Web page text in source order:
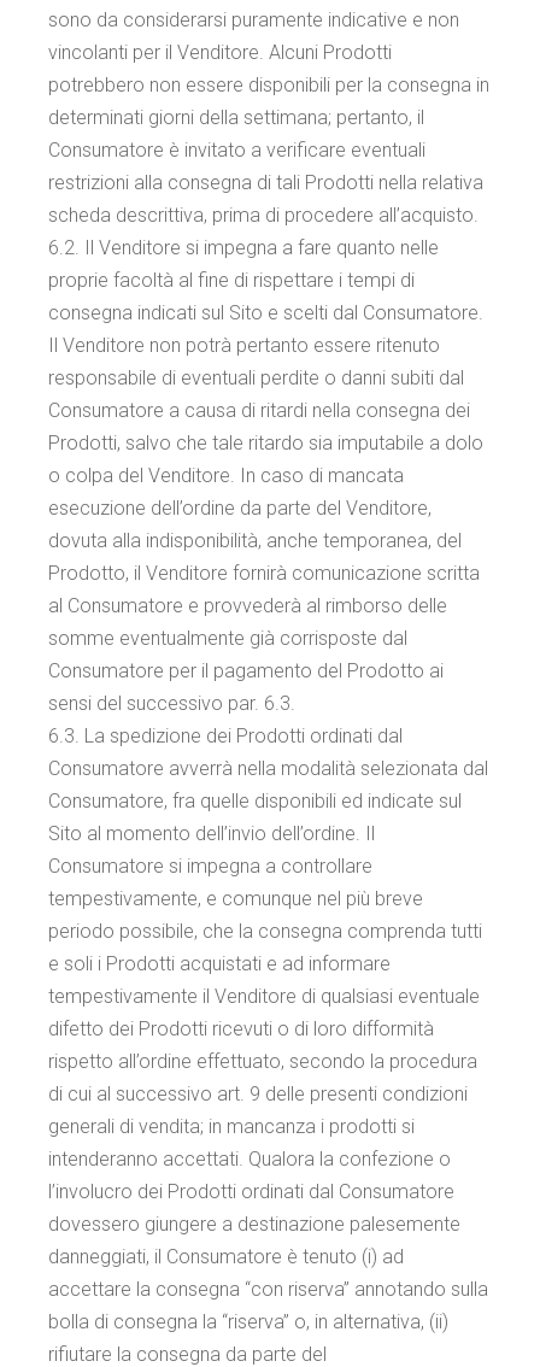
sono da considerarsi puramente indicative e non
vincolanti per il Venditore. Alcuni Prodotti
potrebbero non essere disponibili per la consegna in
determinati giorni della settimana; pertanto, il
Consumatore è invitato a verificare eventuali
restrizioni alla consegna di tali Prodotti nella relativa
scheda descrittiva, prima di procedere all’acquisto.
6.2. Il Venditore si impegna a fare quanto nelle
proprie facoltà al fine di rispettare i tempi di
consegna indicati sul Sito e scelti dal Consumatore.
Il Venditore non potrà pertanto essere ritenuto
responsabile di eventuali perdite o danni subiti dal
Consumatore a causa di ritardi nella consegna dei
Prodotti, salvo che tale ritardo sia imputabile a dolo
o colpa del Venditore. In caso di mancata
esecuzione dell’ordine da parte del Venditore,
dovuta alla indisponibilità, anche temporanea, del
Prodotto, il Venditore fornirà comunicazione scritta
al Consumatore e provvederà al rimborso delle
somme eventualmente già corrisposte dal
Consumatore per il pagamento del Prodotto ai
sensi del successivo par. 6.3.
6.3. La spedizione dei Prodotti ordinati dal
Consumatore avverrà nella modalità selezionata dal
Consumatore, fra quelle disponibili ed indicate sul
Sito al momento dell’invio dell’ordine. Il
Consumatore si impegna a controllare
tempestivamente, e comunque nel più breve
periodo possibile, che la consegna comprenda tutti
e soli i Prodotti acquistati e ad informare
tempestivamente il Venditore di qualsiasi eventuale
difetto dei Prodotti ricevuti o di loro difformità
rispetto all’ordine effettuato, secondo la procedura
di cui al successivo art. 9 delle presenti condizioni
generali di vendita; in mancanza i prodotti si
intenderanno accettati. Qualora la confezione o
l’involucro dei Prodotti ordinati dal Consumatore
dovessero giungere a destinazione palesemente
danneggiati, il Consumatore è tenuto (i) ad
accettare la consegna “con riserva” annotando sulla
bolla di consegna la “riserva” o, in alternativa, (ii)
rifiutare la consegna da parte del